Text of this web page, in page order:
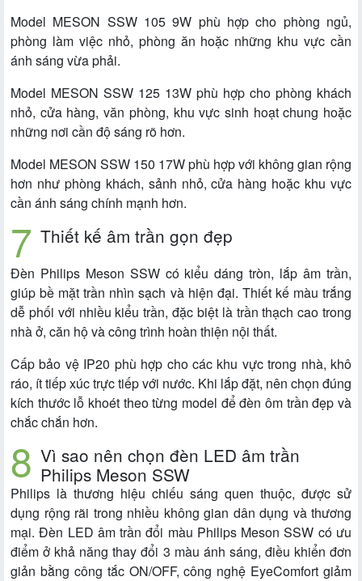
Model MESON SSW 105 9W phù hợp cho phòng ngủ,
phòng làm việc nhỏ, phòng ăn hoặc những khu vực cần
ánh sáng vừa phải.
Model MESON SSW 125 13W phù hợp cho phòng khách
nhỏ, cửa hàng, văn phòng, khu vực sinh hoạt chung hoặc
những nơi cần độ sáng rõ hơn.
Model MESON SSW 150 17W phù hợp với không gian rộng
hơn như phòng khách, sảnh nhỏ, cửa hàng hoặc khu vực
cần ánh sáng chính mạnh hơn.
Thiết kế âm trần gọn đẹp
Đèn Philips Meson SSW có kiểu dáng tròn, lắp âm trần,
giúp bề mặt trần nhìn sạch và hiện đại. Thiết kế màu trắng
dễ phối với nhiều kiểu trần, đặc biệt là trần thạch cao trong
nhà ở, căn hộ và công trình hoàn thiện nội thất.
Cấp bảo vệ IP20 phù hợp cho các khu vực trong nhà, khô
ráo, ít tiếp xúc trực tiếp với nước. Khi lắp đặt, nên chọn đúng
kích thước lỗ khoét theo từng model để đèn ôm trần đẹp và
chắc chắn hơn.
Vì sao nên chọn đèn LED âm trần
Philips Meson SSW
Philips là thương hiệu chiếu sáng quen thuộc, được sử
dụng rộng rãi trong nhiều không gian dân dụng và thương
mại. Đèn LED âm trần đổi màu Philips Meson SSW có ưu
điểm ở khả năng thay đổi 3 màu ánh sáng, điều khiển đơn
giản bằng công tắc ON/OFF, công nghệ EyeComfort giảm